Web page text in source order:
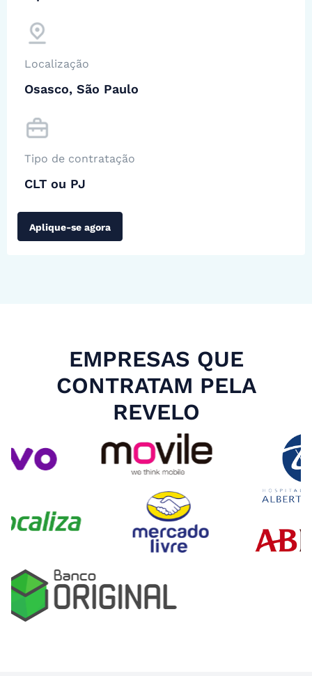
Localização
Osasco, São Paulo
Tipo de contratação
CLT ou PJ
Aplique-se agora
EMPRESAS QUE
CONTRATAM PELA
REVELO